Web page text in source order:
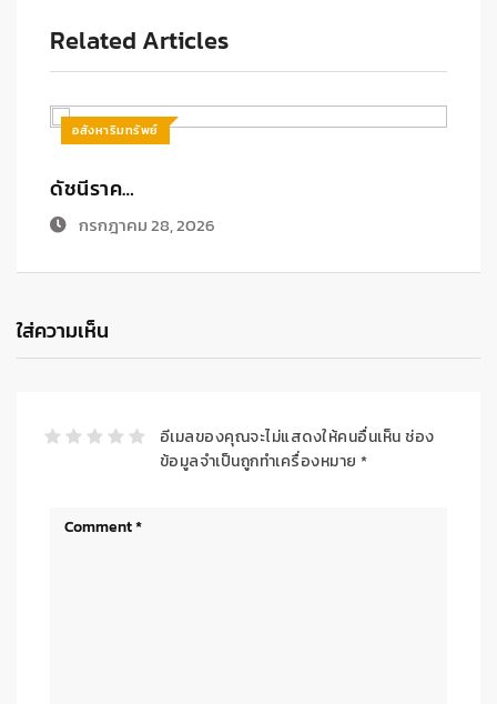
Related Articles
อสังหาริมทรัพย์
เฟรเซอร์…
มิถุนายน 24, 2026
ใส่ความเห็น
อีเมลของคุณจะไม่แสดงให้คนอื่นเห็น ช่อง
ข้อมูลจำเป็นถูกทำเครื่องหมาย *